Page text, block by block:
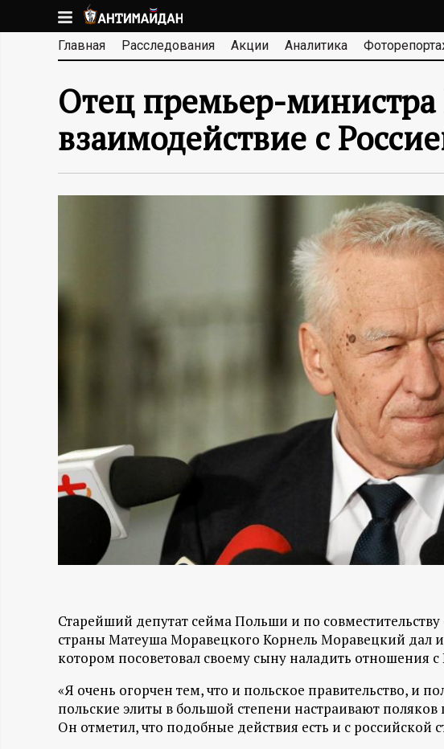
к
основномуА
Н
Т
И
М
Й
и
р
м
а
Главная Расследования Акции Аналитика
Отец премьер-
взаимодействие с
Старейший депутат сейма Польши и по
страны Матеуша Моравецкого Корнель Моравецкий дал
котором посоветовал своему сыну наладить отношения с
«Я очень огорчен тем, что и польское правительство, и
польские элиты в большой степени настраивают
Он отметил, что подобные действия есть и с российской